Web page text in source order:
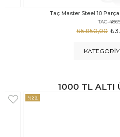
Taç Carabella Döküm Cam
TAC-3817
₺4.350,00
1000 TL ALTI
%47